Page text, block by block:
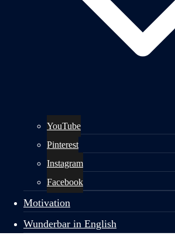
YouTube
Pinterest
Instagram
Facebook
Motivation
Wunderbar in English